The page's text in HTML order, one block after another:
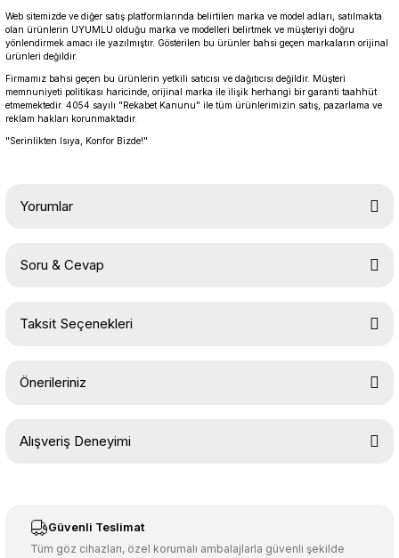
Web sitemizde ve diğer satış platformlarında belirtilen marka ve model adları, satılmakta
olan ürünlerin UYUMLU olduğu marka ve modelleri belirtmek ve müşteriyi doğru
yönlendirmek amacı ile yazılmıştır. Gösterilen bu ürünler bahsi geçen markaların orijinal
ürünleri değildir.
Firmamız bahsi geçen bu ürünlerin yetkili satıcısı ve dağıtıcısı değildir. Müşteri
memnuniyeti politikası haricinde, orijinal marka ile ilişik herhangi bir garanti taahhüt
etmemektedir. 4054 sayılı "Rekabet Kanunu" ile tüm ürünlerimizin satış, pazarlama ve
reklam hakları korunmaktadır.
"Serinlikten Isıya, Konfor Bizde!"
Yorumlar
Soru & Cevap
Taksit Seçenekleri
Önerileriniz
konularda yetersiz gördüğünüz noktaları öneri formunu kullanarak
Ürün resmi kalitesiz, bozuk veya görüntülenemiyor.
Ürün açıklamasında eksik bilgiler bulunuyor.
Alışveriş Deneyimi
Güvenli Teslimat
Tüm göz cihazları, özel korumalı ambalajlarla güvenli şekilde